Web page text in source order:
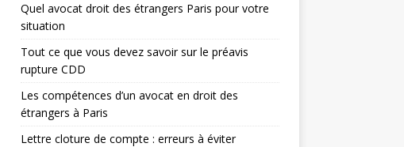
Quel avocat droit des étrangers Paris pour votre
situation
Tout ce que vous devez savoir sur le préavis
rupture CDD
Les compétences d’un avocat en droit des
étrangers à Paris
Lettre cloture de compte : erreurs à éviter